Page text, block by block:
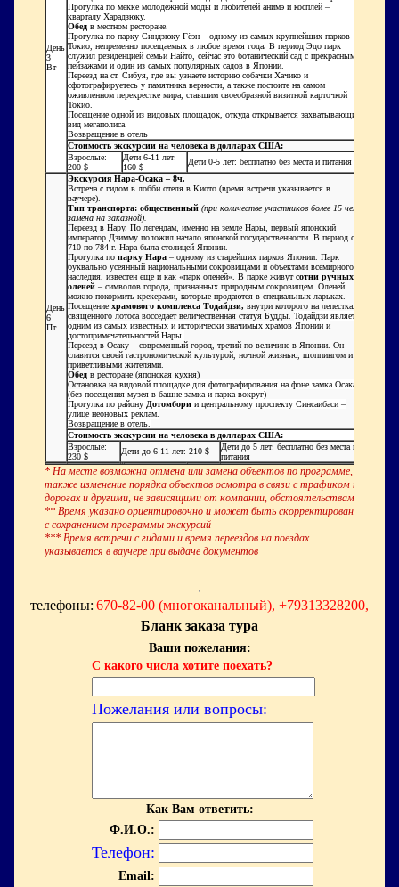
День
3
Вт
Прогулка по мекке молодежной моды и любителей анимэ и косплей –
кварталу Харадзюку.
Обед в местном ресторане.
Прогулка по парку Синдзюку Гёэн – одному из самых крупнейших парков
Токио, непременно посещаемых в любое время года. В период Эдо парк
служил резиденцией семьи Найто, сейчас это ботанический сад с прекрасными
пейзажами и один из самых популярных садов в Японии.
Переезд на ст. Сибуя, где вы узнаете историю собачки Хачико и
сфотографируетесь у памятника верности, а также постоите на самом
оживленном перекрестке мира, ставшим своеобразной визитной карточкой
Токио.
Посещение одной из видовых площадок, откуда открывается захватывающий
вид мегаполиса.
Возвращение в отель
Стоимость экскурсии на человека в долларах США:
Взрослые:
200 $
Дети 6-11 лет:
160 $
Дети 0-5 лет: бесплатно без места и питания
День
6
Пт
Экскурсия Нара-Осака – 8ч.
Встреча с гидом в лобби отеля в Киото (время встречи указывается в
ваучере).
Тип транспорта: общественный (при количестве участников более 15 чел -
замена на заказной).
Переезд в Нару. По легендам, именно на земле Нары, первый японский
император Дзимму положил начало японской государственности. В период с
710 по 784 г. Нара была столицей Японии.
Прогулка по парку Нара – одному из старейших парков Японии. Парк
буквально усеянный национальными сокровищами и объектами всемирного
наследия, известен еще и как «парк оленей». В парке живутсотни ручных
оленей – символов города, признанных природным сокровищем. Оленей
можно покормить крекерами, которые продаются в специальных ларьках.
Посещение храмового комплекса Тодайдзи, внутри которого на лепестках
священного лотоса восседает величественная статуя Будды. Тодайдзи является
одним из самых известных и исторически значимых храмов Японии и
достопримечательностей Нары.
Переезд в Осаку – современный город, третий по величине в Японии. Он
славится своей гастрономической культурой, ночной жизнью, шоппингом и
приветливыми жителями.
Обед в ресторане (японская кухня)
Остановка на видовой площадке для фотографирования на фоне замка Осака
(без посещения музея в башне замка и парка вокруг)
Прогулка по району Дотомбори и центральному проспекту Синсаибаси –
улице неоновых реклам.
Возвращение в отель.
Стоимость экскурсии на человека в долларах США:
Взрослые:
230 $
Дети до 6-11 лет: 210 $
Дети до 5 лет: бесплатно без места и
питания
* На месте возможна отмена или замена объектов по программе, а
также изменение порядка объектов осмотра в связи с трафиком на
дорогах и другими, не зависящими от компании, обстоятельствами
** Время указано ориентировочно и может быть скорректировано
с сохранением программы экскурсий
*** Время встречи с гидами и время переездов на поездах
указывается в ваучере при выдаче документов
телефоны: 670-82-00 (многоканальный), +79313328200,
Бланк заказа тура
Ваши пожелания:
С какого числа хотите поехать?
Пожелания или вопросы:
Как Вам ответить:
Ф.И.О.:
Телефон:
Email: